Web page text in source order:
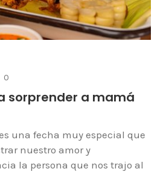
0
sorprender a mamá
una fecha muy especial que
nuestro amor y
la persona que nos trajo al